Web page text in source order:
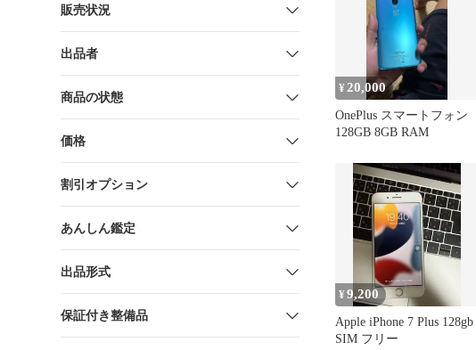
販売状況
出品者
商品の状態
価格
割引オプション
あんしん鑑定
出品形式
保証付き整備品
¥ 20,000
OnePlus スマートフォン
128GB 8GB RAM
¥9,200
Apple iPhone 7 Plus 128gb
SIM フリー